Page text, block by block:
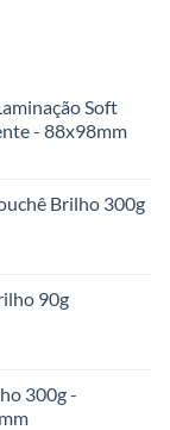
Soft
- 88x98mm
Brilho 300g
90g
300g -